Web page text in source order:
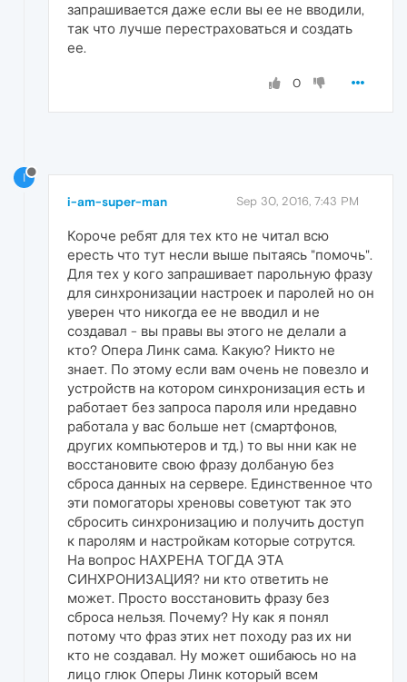
запрашивается даже если вы ее не вводили,
так что лучше перестраховаться и создать
ее.
0
I
i-am-super-man Sep 30, 2016, 7:43 PM
Короче ребят для тех кто не читал всю
ересть что тут несли выше пытаясь "помочь".
Для тех у кого запрашивает парольную фразу
для синхронизации настроек и паролей но он
уверен что никогда ее не вводил и не
создавал - вы правы вы этого не делали а
кто? Опера Линк сама. Какую? Никто не
знает. По этому если вам очень не повезло и
устройств на котором синхронизация есть и
работает без запроса пароля или нредавно
работала у вас больше нет (смартфонов,
других компьютеров и тд.) то вы нни как не
восстановите свою фразу долбаную без
сброса данных на сервере. Единственное что
эти помогаторы хреновы советуют так это
сбросить синхронизацию и получить доступ
к паролям и настройкам которые сотрутся.
На вопрос НАХРЕНА ТОГДА ЭТА
СИНХРОНИЗАЦИЯ? ни кто ответить не
может. Просто восстановить фразу без
сброса нельзя. Почему? Ну как я понял
потому что фраз этих нет походу раз их ни
кто не создавал. Ну может ошибаюсь но на
лицо глюк Оперы Линк который всем